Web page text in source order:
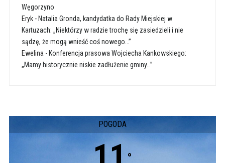
Węgorzyno
Eryk- Natalia Gronda, kandydatka do Rady Miejskiej w
Kartuzach: „Niektórzy w radzie trochę się zasiedzieli i nie
sądzę, że mogą wnieść coś nowego…”
Ewelina - Konferencja prasowa Wojciecha Kankowskiego:
„Mamy historycznie niskie zadłużenie gminy…”
POGODA
°